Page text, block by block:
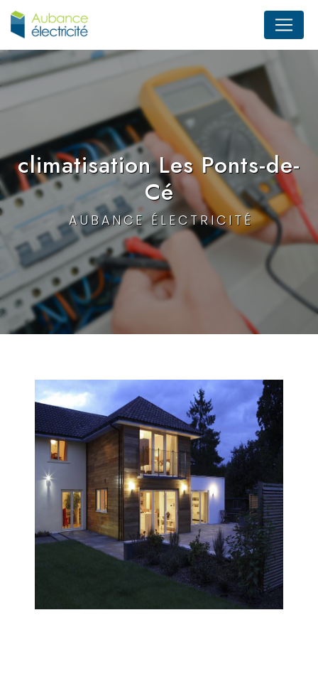
climatisation Les Ponts-de-
Cé
AUBANCE ÉLECTRICITÉ
Panneau de gestion des cookies